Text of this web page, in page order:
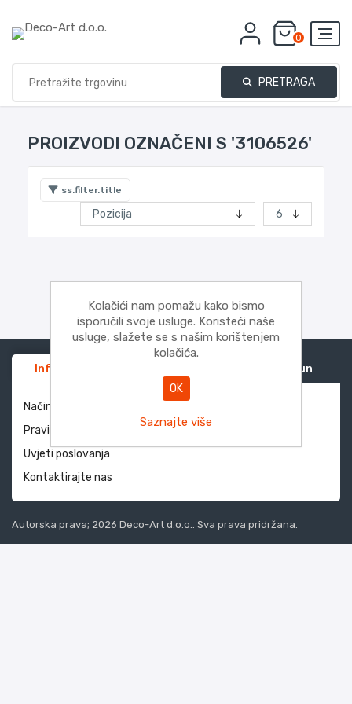
0
PRETRAGA
PROIZVODI OZNAČENI S '3106526'
ss.filter.title
Informacije Moj račun
Način dostave i povrati
Pravila privatnosti
Uvjeti poslovanja
Kontaktirajte nas
Autorska prava; 2026 Deco-Art d.o.o.. Sva prava pridržana.
Kolačići nam pomažu kako bismo
isporučili svoje usluge. Koristeći naše
usluge, slažete se s našim korištenjem
kolačića.
OK
Saznajte više